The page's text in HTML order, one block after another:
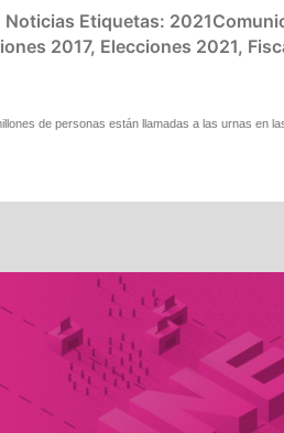
Noticias Etiquetas:
2017, Elecciones 2021,